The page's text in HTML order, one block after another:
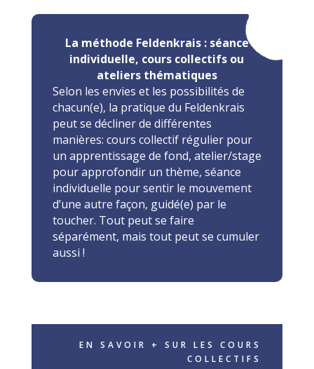
La méthode Feldenkrais : séance
individuelle, cours collectifs ou
ateliers thématiques
Selon les envies et les possibilités de
chacun(e), la pratique du Feldenkrais
peut se décliner de différentes
manières: cours collectif régulier pour
un apprentissage de fond, atelier/stage
pour approfondir un thème, séance
individuelle pour sentir le mouvement
d’une autre façon, guidé(e) par le
toucher. Tout peut se faire
séparément, mais tout peut se cumuler
aussi !
EN SAVOIR + SUR LES COURS
COLLECTIFS